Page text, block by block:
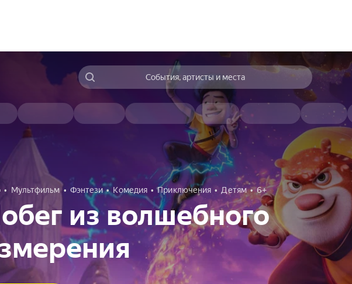
События, артисты и места
Мультфильм Фэнтези Комедия Приключения Детям 6+
из волшебного